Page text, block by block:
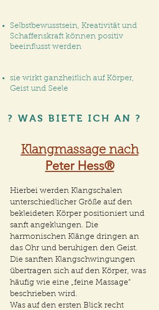
Selbstbewusstsein, Kreativität und
Schaffenskraft können positiv
beeinflusst werden
sie wirkt ganzheitlich auf Körper,
Geist und Seele
? WAS BIETE ICH AN ?
Klangmassage nach
Peter Hess®
Hierbei werden Klangschalen
unterschiedlicher Größe auf den
bekleideten Körper positioniert und
sanft angeklungen. Die
harmonischen Klänge dringen an
das Ohr und beruhigen den Geist.
Die sanften Klangschwingungen
übertragen sich auf den Körper, was
häufig wie eine „feine Massage“
beschrieben wird.
Was auf den ersten Blick recht